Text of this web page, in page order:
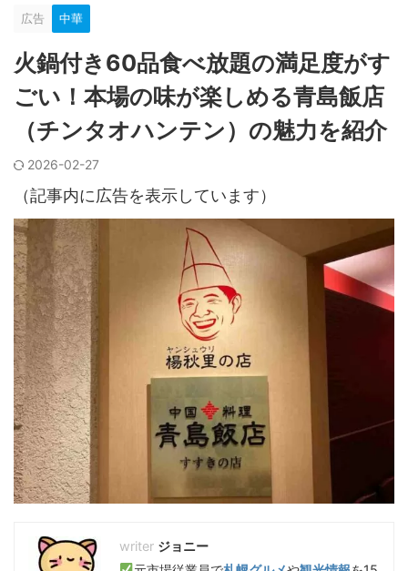
広告 中華
火鍋付き60品食べ放題の満足度がす
ごい！本場の味が楽しめる青島飯店
（チンタオハンテン）の魅力を紹介
2026-02-27
（記事内に広告を表示しています）
ジョニー